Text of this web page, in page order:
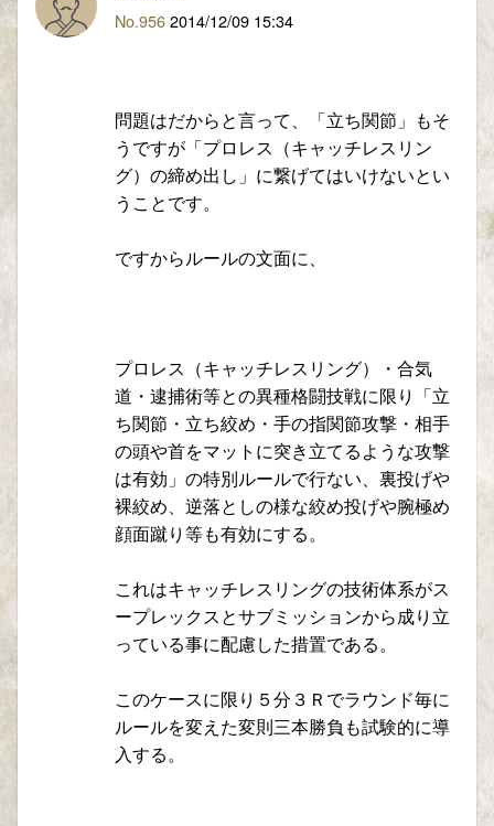
No.9562014/12/09 15:34
問題はだからと言って、「立ち関節」もそ
うですが「プロレス（キャッチレスリン
グ）の締め出し」に繋げてはいけないとい
うことです。
ですからルールの文面に、
プロレス（キャッチレスリング）・合気
道・逮捕術等との異種格闘技戦に限り「立
ち関節・立ち絞め・手の指関節攻撃・相手
の頭や首をマットに突き立てるような攻撃
は有効」の特別ルールで行ない、裏投げや
裸絞め、逆落としの様な絞め投げや腕極め
顔面蹴り等も有効にする。
これはキャッチレスリングの技術体系がス
ープレックスとサブミッションから成り立
っている事に配慮した措置である。
このケースに限り５分３Ｒでラウンド毎に
ルールを変えた変則三本勝負も試験的に導
入する。